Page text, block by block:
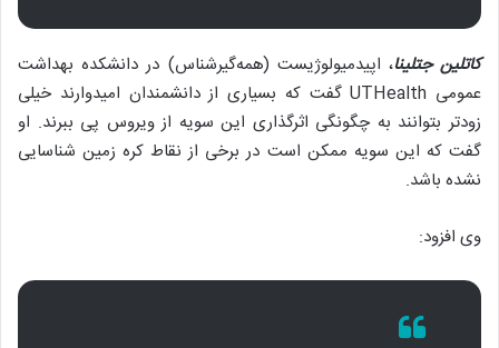
کاتلین جتلینا، اپیدمیولوژیست (همه‌گیرشناس) در دانشکده بهداشت
عمومی UTHealth گفت که بسیاری از دانشمندان امیدوارند خیلی
زودتر بتوانند به چگونگی اثرگذاری این سویه از ویروس پی ببرند. او
گفت که این سویه ممکن است در برخی از نقاط کره زمین شناسایی
نشده باشد.
وی افزود: